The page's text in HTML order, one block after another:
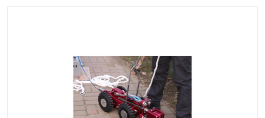
自来水管漏水 管道疏通
高压车疏通清淤